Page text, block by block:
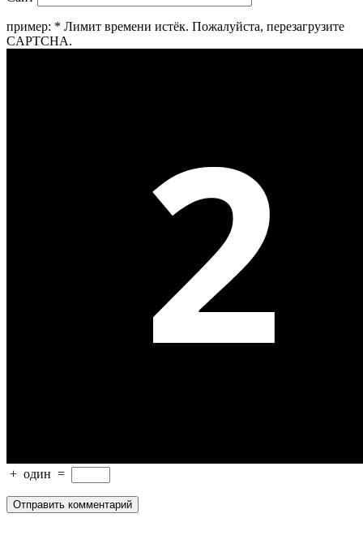
пример: * Лимит времени истёк. Пожалуйста, перезагрузите
CAPTCHA.
+ один =